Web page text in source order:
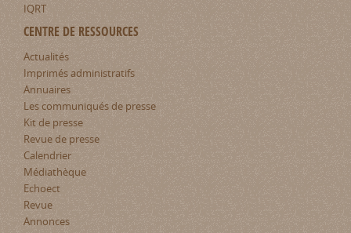
IQRT
CENTRE DE RESSOURCES
Actualités
Imprimés administratifs
Annuaires
Les communiqués de presse
Kit de presse
Revue de presse
Calendrier
Médiathèque
Echoect
Revue
Annonces